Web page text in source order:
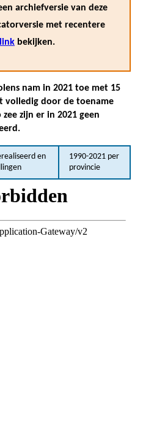
archiefversie van deze
met recentere
link bekijken.
nam in 2021 toe met 15
volledig door de toename
zijn er in 2021 geen
en
1990-2021 per
provincie